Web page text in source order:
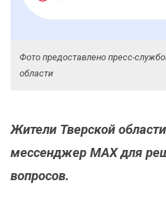
Фото предоставлено пресс-
области
Жители Тверской
мессенджер МАХ для
вопросов.